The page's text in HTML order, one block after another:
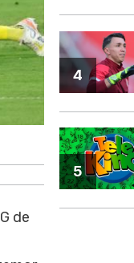
de
4
5